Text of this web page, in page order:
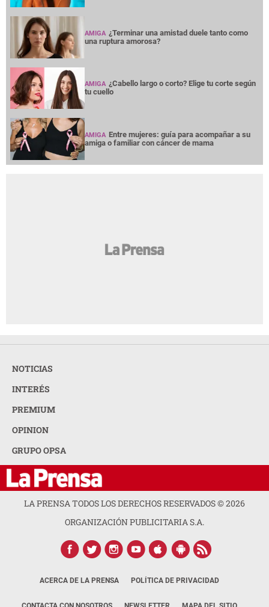
AMIGA ¿Terminar una amistad duele tanto como
una ruptura amorosa?
AMIGA ¿Cabello largo o corto? Elige tu corte según
tu cuello
AMIGA Entre mujeres: guía para acompañar a su
amiga o familiar con cáncer de mama
NOTICIAS
INTERÉS
PREMIUM
OPINION
GRUPO OPSA
LA PRENSA TODOS LOS DERECHOS RESERVADOS ©2026
ORGANIZACIÓN PUBLICITARIA S.A.
ACERCA DE LA PRENSA POLÍTICA DE PRIVACIDAD